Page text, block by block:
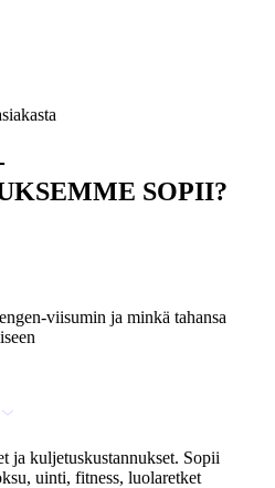
SOPII?
viisumin ja minkä tahansa
ja kuljetuskustannukset. Sopii
uinti, fitness, luolaretket